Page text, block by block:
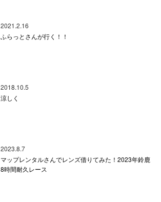
2021.2.16
ふらっとさんが行く！！
2018.10.5
涼しく
2023.8.7
マップレンタルさんでレンズ借りてみた！2023年鈴鹿
8時間耐久レース